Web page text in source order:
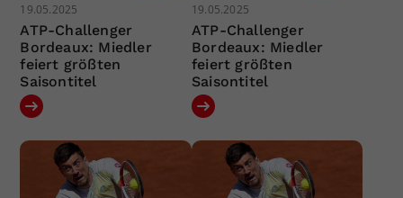
19.05.2025
ATP-Challenger
Bordeaux: Miedler
feiert größten
Saisontitel
19.05.2025
ATP-Challenger
Bordeaux: Miedler
feiert größten
Saisontitel